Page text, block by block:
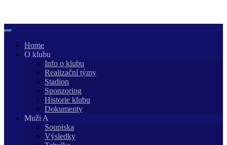
content
Home
O klubu
Info o klubu
Realizační týmy
Stadion
Sponzoring
Historie klubu
Dokumenty
Muži A
Soupiska
Výsledky